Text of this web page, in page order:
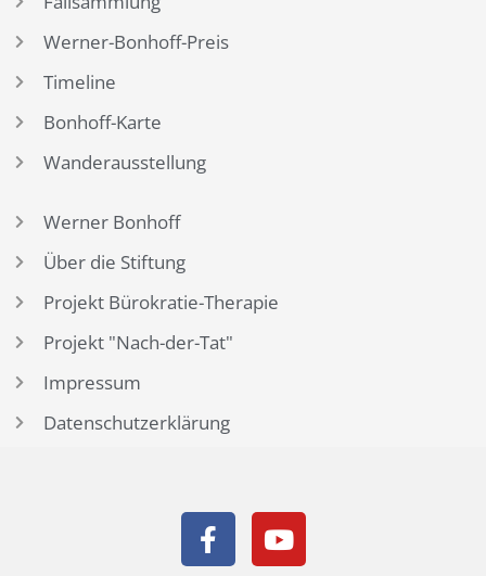
Werner-Bonhoff-Preis
Timeline
Bonhoff-Karte
Wanderausstellung
Werner Bonhoff
Über die Stiftung
Projekt Bürokratie-Therapie
Projekt "Nach-der-Tat"
Impressum
Datenschutzerklärung